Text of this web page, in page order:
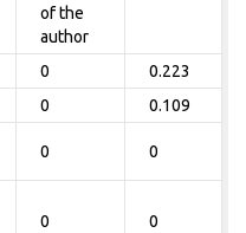
of the
author
0 0.223
0 0.109
0 0
0 0